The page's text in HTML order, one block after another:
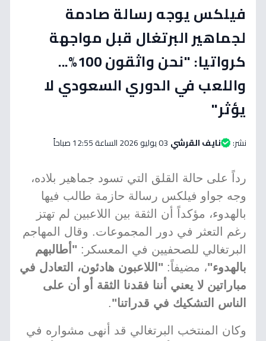
فيلكس يوجه رسالة صادمة
لجماهير البرتغال قبل مواجهة
كرواتيا: "نحن واثقون 100%...
واللعب في الدوري السعودي لا
يؤثر"
نشر: نايف القرشي 03 يوليو 2026 الساعة 12:55 صباحاً
رداً على حالة القلق التي تسود جماهير بلاده،
وجه جواو فيلكس رسالة حازمة طالب فيها
بالهدوء، مؤكداً أن الثقة بين اللاعبين لم تهتز
رغم التعثر في دور المجموعات. وقال المهاجم
البرتغالي للصحفيين في المعسكر: "أطالبهم
بالهدوء"، مضيفاً: "اللاعبون هادئون، التعادل في
مباراتين لا يعني أننا فقدنا الثقة أو أن على
الناس التشكيك في قدراتنا".
وكان المنتخب البرتغالي قد أنهى مشواره في